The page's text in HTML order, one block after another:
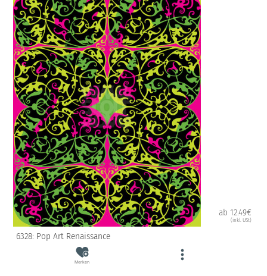
ab 12.49€
(inkl. USt)
6328: Pop Art Renaissance
Merken